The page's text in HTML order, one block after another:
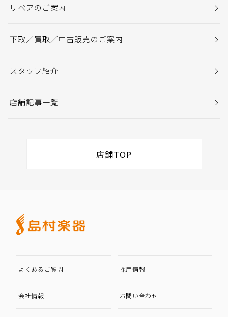
リペアのご案内
下取／買取／中古販売のご案内
スタッフ紹介
店舗記事一覧
店舗TOP
よくあるご質問 採用情報
会社情報 お問い合わせ